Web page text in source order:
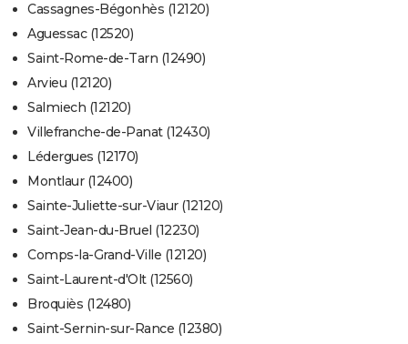
Cassagnes-Bégonhès (12120)
Aguessac (12520)
Saint-Rome-de-Tarn (12490)
Arvieu (12120)
Salmiech (12120)
Villefranche-de-Panat (12430)
Lédergues (12170)
Montlaur (12400)
Sainte-Juliette-sur-Viaur (12120)
Saint-Jean-du-Bruel (12230)
Comps-la-Grand-Ville (12120)
Saint-Laurent-d'Olt (12560)
Broquiès (12480)
Saint-Sernin-sur-Rance (12380)